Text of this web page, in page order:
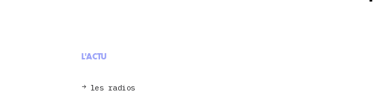
L'ACTU
les radios